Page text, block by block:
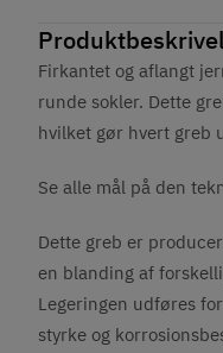
Firkantet og aflangt
runde sokler. Dette
hvilket gør hvert greb
Se alle mål på den
Dette greb er
en blanding af
Legeringen udføres
styrke og